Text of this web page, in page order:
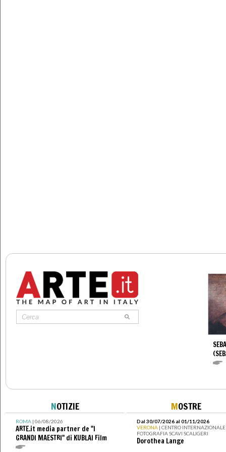
NOTIZIE
ROMA | 06/08/2026
ARTE.it media partner de "I
GRANDI MAESTRI" di KUBLAI Film
MOSTRE
Dal 30/07/2026 al 01/11/2026
VERONA | CENTRO
FOTOGRAFIA SCAVI SCALIGERI
Dorothea Lange